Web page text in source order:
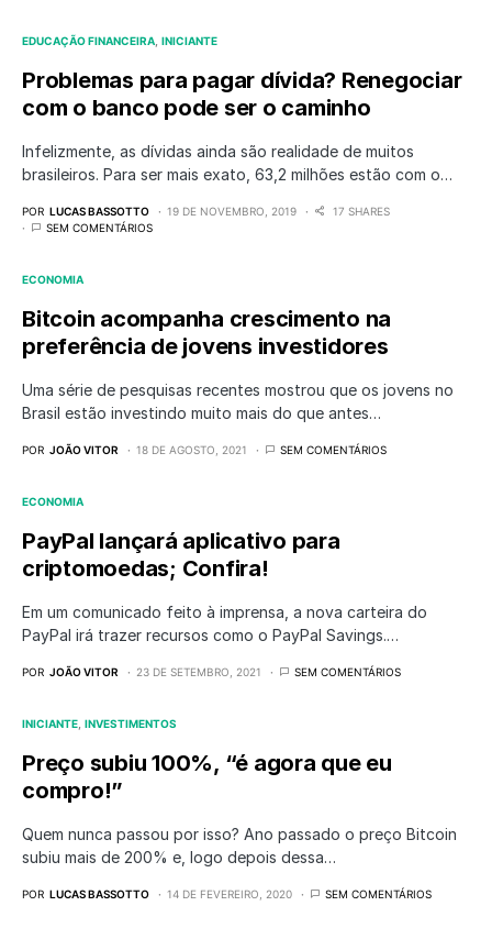
EDUCAÇÃO FINANCEIRA INICIANTE
Problemas para pagar dívida? Renegociar
com o banco pode ser o caminho
Infelizmente, as dívidas ainda são realidade de muitos
brasileiros. Para ser mais exato, 63,2 milhões estão com o…
POR LUCAS BASSOTTO 19 DE NOVEMBRO, 2019
17 SHARES
SEM COMENTÁRIOS
ECONOMIA
Bitcoin acompanha crescimento na
preferência de jovens investidores
Uma série de pesquisas recentes mostrou que os jovens no
Brasil estão investindo muito mais do que antes…
POR JOÃO VITOR 18 DE AGOSTO, 2021 SEM COMENTÁRIOS
ECONOMIA
PayPal lançará aplicativo para
criptomoedas; Confira!
Em um comunicado feito à imprensa, a nova carteira do
PayPal irá trazer recursos como o PayPal Savings.…
POR JOÃO VITOR 23 DE SETEMBRO, 2021 SEM COMENTÁRIOS
INICIANTE INVESTIMENTOS
Preço subiu 100%, “é agora que eu
compro!”
Quem nunca passou por isso? Ano passado o preço Bitcoin
subiu mais de 200% e, logo depois dessa…
POR LUCAS BASSOTTO 14 DE FEVEREIRO, 2020 SEM COMENTÁRIOS